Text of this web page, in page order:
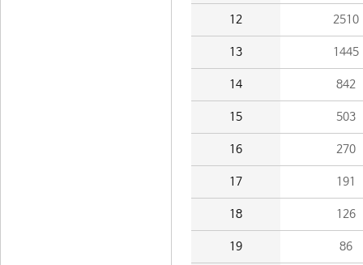
12 2510
13 1445
14 842
15 503
16 270
17 191
18 126
19 86